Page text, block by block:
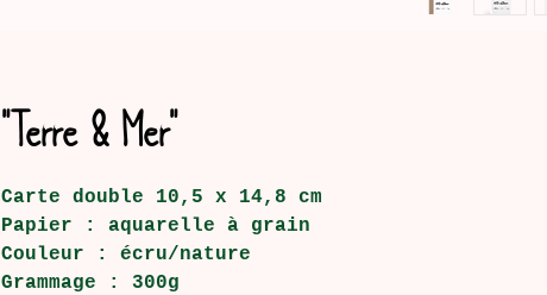
"Terre & Mer"
Carte double 10,5 x 14,8 cm
Papier : aquarelle à grain
Couleur : écru/nature
Grammage : 300g